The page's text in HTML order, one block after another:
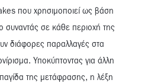
που χρησιμοποιεί ως βάση
συναντάς σε κάθε περιοχή της
διάφορες παραλλαγές στα
Υποκύπτοντας για άλλη
της μετάφρασης, η λέξη